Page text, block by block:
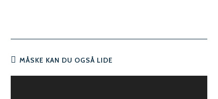
MÅSKE KAN DU OGSÅ LIDE